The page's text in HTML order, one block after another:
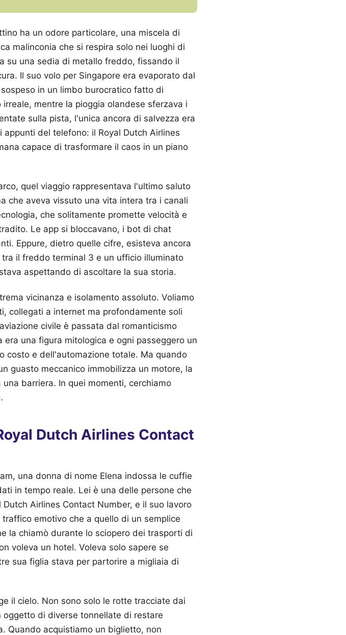
ha un odore particolare, una miscela di
malinconia che si respira solo nei luoghi di
su una sedia di metallo freddo, fissando il
Il suo volo per Singapore era evaporato dal
in un limbo burocratico fatto di
mentre la pioggia olandese sferzava i
sulla pista, l'unica ancora di salvezza era
del telefono: il Royal Dutch Airlines
capace di trasformare il caos in un piano
quel viaggio rappresentava l'ultimo saluto
che aveva vissuto una vita intera tra i canali
che solitamente promette velocità e
Le app si bloccavano, i bot di chat
Eppure, dietro quelle cifre, esisteva ancora
il freddo terminal 3 e un ufficio illuminato
aspettando di ascoltare la sua storia.
vicinanza e isolamento assoluto. Voliamo
collegati a internet ma profondamente soli
civile è passata dal romanticismo
una figura mitologica e ogni passeggero un
costo e dell'automazione totale. Ma quando
guasto meccanico immobilizza un motore, la
barriera. In quei momenti, cerchiamo
Dutch Airlines Contact
una donna di nome Elena indossa le cuffie
in tempo reale. Lei è una delle persone che
Airlines Contact Number, e il suo lavoro
emotivo che a quello di un semplice
la chiamò durante lo sciopero dei trasporti di
voleva un hotel. Voleva solo sapere se
sua figlia stava per partorire a migliaia di
il cielo. Non sono solo le rotte tracciate dai
oggetto di diverse tonnellate di restare
Quando acquistiamo un biglietto, non